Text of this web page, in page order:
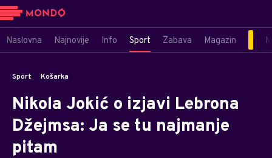
Naslovna Najnovije Info Sport Zabava Magazin
Sport Košarka
Nikola Jokić o izjavi Lebrona
Džejmsa: Ja se tu najmanje
pitam